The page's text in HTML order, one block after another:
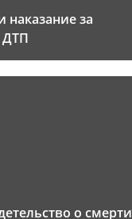
наказание за
ДТП
о смерти